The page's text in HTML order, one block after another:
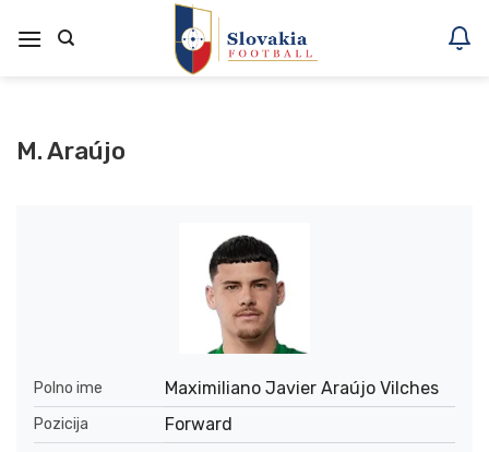
na
M. Araújo
Polno ime Maximiliano Javier Araújo Vilches
Pozicija Forward